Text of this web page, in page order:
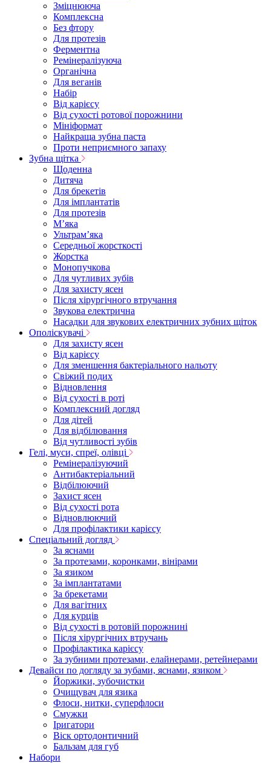
Зміцнююча
Комплексна
Без фтору
Для протезів
Ферментна
Ремінералізуюча
Органічна
Для веганів
Набір
Від карієсу
Від сухості ротової порожнини
Мініформат
Найкраща зубна паста
Проти неприємного запаху
Зубна щітка
Щоденна
Дитяча
Для брекетів
Для імплантатів
Для протезів
Мʼяка
Ультрамʼяка
Середньої жорсткості
Жорстка
Монопучкова
Для чутливих зубів
Для захисту ясен
Після хірургічного втручання
Звукова електрична
Насадки для звукових електричних зубних щіток
Ополіскувачі
Для захисту ясен
Від карієсу
Для зменшення бактеріального нальоту
Свіжий подих
Відновлення
Від сухості в роті
Комплексний догляд
Для дітей
Для відбілювання
Від чутливості зубів
Гелі, муси, спреї, олівці
Ремінералізуючий
Антибактеріальний
Відбілюючий
Захист ясен
Від сухості рота
Відновлюючий
Для профілактики карієсу
Спеціальний догляд
За яснами
За протезами, коронками, вінірами
За язиком
За імплантатами
За брекетами
Для вагітних
Для курців
Від сухості в ротовій порожнині
Після хірургічних втручань
Профілактика карієсу
За зубними протезами, елайнерами, ретейнерами
Девайси по догляду за зубами, яснами, язиком
Йоржики, зубочистки
Очищувач для язика
Флоси, нитки, суперфлоси
Смужки
Іригатори
Віск ортодонтичний
Бальзам для губ
Набори